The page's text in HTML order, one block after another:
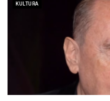
KULTURA